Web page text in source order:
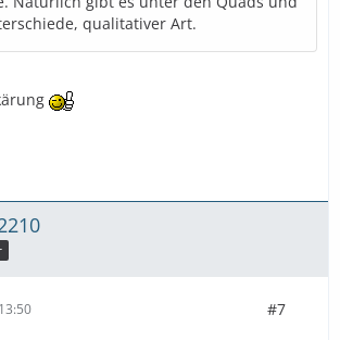
qualitativer Art.
#7